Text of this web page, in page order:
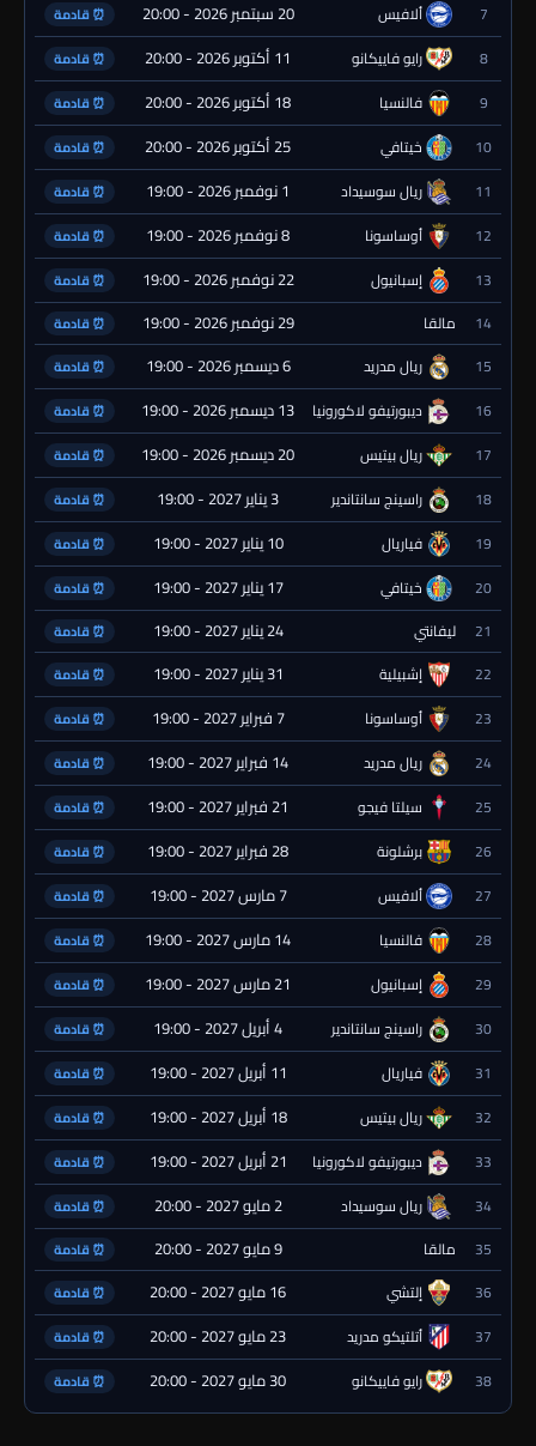
7 ألافيس 20 سبتمبر 2026 - 20:00 ⏰ قادمة
8 رايو فاييكانو 11 أكتوبر 2026 - 20:00 ⏰ قادمة
9 فالنسيا 18 أكتوبر 2026 - 20:00 ⏰ قادمة
10 خيتافي 25 أكتوبر 2026 - 20:00 ⏰ قادمة
11 ريال سوسيداد 1 نوفمبر 2026 - 19:00 ⏰ قادمة
12 أوساسونا 8 نوفمبر 2026 - 19:00 ⏰ قادمة
13 إسبانيول 22 نوفمبر 2026 - 19:00 ⏰ قادمة
14 مالقا 29 نوفمبر 2026 - 19:00 ⏰ قادمة
15 ريال مدريد 6 ديسمبر 2026 - 19:00 ⏰ قادمة
16 ديبورتيفو لاكورونيا 13 ديسمبر 2026 - 19:00 ⏰ قادمة
17 ريال بيتيس 20 ديسمبر 2026 - 19:00 ⏰ قادمة
18 راسينج سانتاندير 3 يناير 2027 - 19:00 ⏰ قادمة
19 فياريال 10 يناير 2027 - 19:00 ⏰ قادمة
20 خيتافي 17 يناير 2027 - 19:00 ⏰ قادمة
21 ليفانتي 24 يناير 2027 - 19:00 ⏰ قادمة
22 إشبيلية 31 يناير 2027 - 19:00 ⏰ قادمة
23 أوساسونا 7 فبراير 2027 - 19:00 ⏰ قادمة
24 ريال مدريد 14 فبراير 2027 - 19:00 ⏰ قادمة
25 سيلتا فيجو 21 فبراير 2027 - 19:00 ⏰ قادمة
26 برشلونة 28 فبراير 2027 - 19:00 ⏰ قادمة
27 ألافيس 7 مارس 2027 - 19:00 ⏰ قادمة
28 فالنسيا 14 مارس 2027 - 19:00 ⏰ قادمة
29 إسبانيول 21 مارس 2027 - 19:00 ⏰ قادمة
30 راسينج سانتاندير 4 أبريل 2027 - 19:00 ⏰ قادمة
31 فياريال 11 أبريل 2027 - 19:00 ⏰ قادمة
32 ريال بيتيس 18 أبريل 2027 - 19:00 ⏰ قادمة
33 ديبورتيفو لاكورونيا 21 أبريل 2027 - 19:00 ⏰ قادمة
34 ريال سوسيداد 2 مايو 2027 - 20:00 ⏰ قادمة
35 مالقا 9 مايو 2027 - 20:00 ⏰ قادمة
36 إلتشي 16 مايو 2027 - 20:00 ⏰ قادمة
37 أتلتيكو مدريد 23 مايو 2027 - 20:00 ⏰ قادمة
38 رايو فاييكانو 30 مايو 2027 - 20:00 ⏰ قادمة